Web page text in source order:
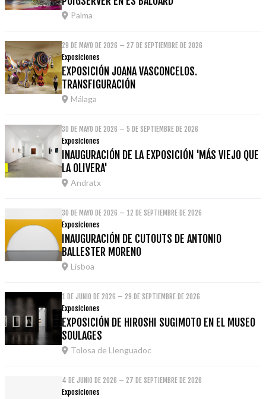
Palma
29 DE MAYO DE 2026 – 27 DE SEPTIEMBRE DE 2026
Exposiciones
EXPOSICIÓN JOANA VASCONCELOS.
TRANSFIGURACIÓN
Málaga
30 DE MAYO DE 2026 – 5 DE SEPTIEMBRE DE 2026
Exposiciones
INAUGURACIÓN DE LA EXPOSICIÓN 'MÁS VIEJO QUE
LA OLIVERA'
Andratx
30 DE MAYO DE 2026 – 12 DE SEPTIEMBRE DE 2026
Exposiciones
INAUGURACIÓN DE CUTOUTS DE ANTONIO
BALLESTER MORENO
Lisboa
1 DE JUNIO DE 2026 – 29 DE SEPTIEMBRE DE 2026
Exposiciones
EXPOSICIÓN DE HIROSHI SUGIMOTO EN EL MUSEO
SOULAGES
Tolosa de Llenguadoc
4 DE JUNIO DE 2026 – 27 DE SEPTIEMBRE DE 2026
Exposiciones